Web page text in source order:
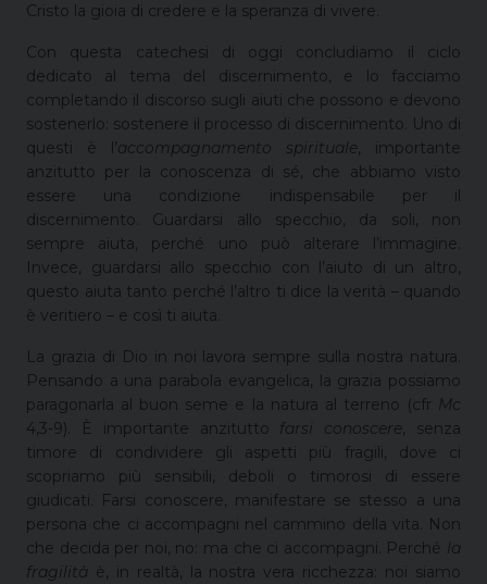
Cristo la gioia di credere e la speranza di vivere.
Con questa catechesi di oggi concludiamo il ciclo
dedicato al tema del discernimento, e lo facciamo
completando il discorso sugli aiuti che possono e devono
sostenerlo: sostenere il processo di discernimento. Uno di
questi è l’ accompagnamento spirituale, importante
anzitutto per la conoscenza di sé, che abbiamo visto
essere una condizione indispensabile per il
discernimento. Guardarsi allo specchio, da soli, non
sempre aiuta, perché uno può alterare l’immagine.
Invece, guardarsi allo specchio con l’aiuto di un altro,
questo aiuta tanto perché l’altro ti dice la verità – quando
è veritiero – e così ti aiuta.
La grazia di Dio in noi lavora sempre sulla nostra natura.
Pensando a una parabola evangelica, la grazia possiamo
paragonarla al buon seme e la natura al terreno (cfr Mc
4,3-9). È importante anzitutto farsi conoscere, senza
timore di condividere gli aspetti più fragili, dove ci
scopriamo più sensibili, deboli o timorosi di essere
giudicati. Farsi conoscere, manifestare se stesso a una
persona che ci accompagni nel cammino della vita. Non
che decida per noi, no: ma che ci accompagni. Perché la
fragilità è, in realtà, la nostra vera ricchezza: noi siamo